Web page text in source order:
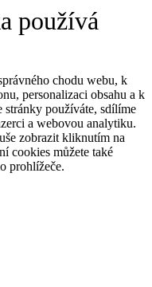
používá
chodu webu, k
personalizaci obsahu a k
stránky používáte, sdílíme
a webovou analytiku.
zobrazit kliknutím na
cookies můžete také
prohlížeče.